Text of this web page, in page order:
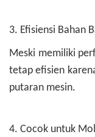
3. Efisiensi Bahan
Meski memiliki
tetap efisien
putaran mesin.
4. Cocok untuk